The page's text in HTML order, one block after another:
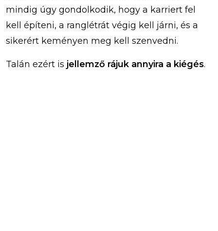
mindig úgy gondolkodik, hogy a karriert fel
kell építeni, a ranglétrát végig kell járni, és a
sikerért keményen meg kell szenvedni.
Talán ezért is jellemző rájuk annyira a kiégés.